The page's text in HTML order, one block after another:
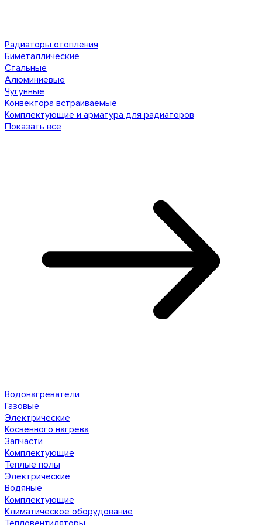
Радиаторы отопления
Биметаллические
Стальные
Алюминиевые
Чугунные
Конвектора встраиваемые
Комплектующие и арматура для радиаторов
Показать все
Водонагреватели
Газовые
Электрические
Косвенного нагрева
Запчасти
Комплектующие
Теплые полы
Электрические
Водяные
Комплектующие
Климатическое оборудование